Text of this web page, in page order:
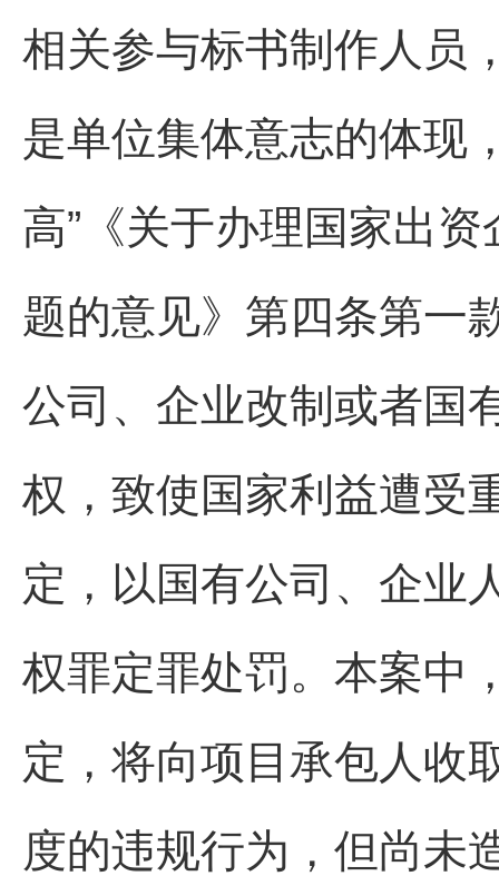
相关参与标书制作人员
是单位集体意志的体现
高”《关于办理国家出
题的意见》第四条第一
公司、企业改制或者国
权，致使国家利益遭受
定，以国有公司、企业
权罪定罪处罚。本案中
定，将向项目承包人收
度的违规行为，但尚未